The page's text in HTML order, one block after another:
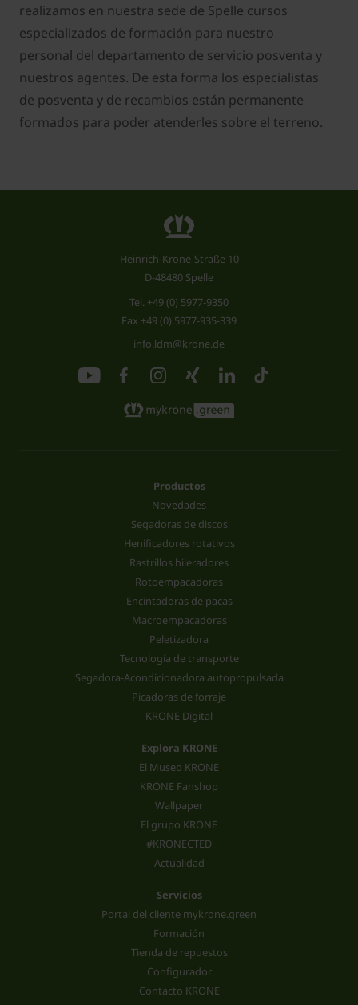
realizamos en nuestra sede de Spelle cursos
especializados de formación para nuestro
personal del departamento de servicio posventa y
nuestros agentes. De esta forma los especialistas
de posventa y de recambios están permanente
formados para poder atenderles sobre el terreno.
Heinrich-Krone-Straße 10
D-48480 Spelle
Tel. +49 (0) 5977-9350
Fax +49 (0) 5977-935-339
info.ldm@krone.de
Productos
Novedades
Segadoras de discos
Henificadores rotativos
Rastrillos hileradores
Rotoempacadoras
Encintadoras de pacas
Macroempacadoras
Peletizadora
Tecnología de transporte
Segadora-Acondicionadora autopropulsada
Picadoras de forraje
KRONE Digital
Explora KRONE
El Museo KRONE
KRONE Fanshop
Wallpaper
El grupo KRONE
#KRONECTED
Actualidad
Servicios
Portal del cliente mykrone.green
Formación
Tienda de repuestos
Configurador
Contacto KRONE